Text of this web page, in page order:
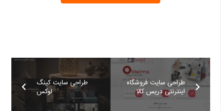
طراحی سایت کینگ
لوکس
طراحی سایت فروشگاه
اینترنتی دریس کالا